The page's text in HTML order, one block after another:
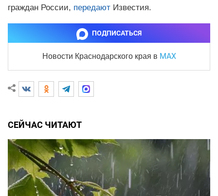
граждан России, передают Известия.
ПОДПИСАТЬСЯ
Новости Краснодарского края в MAX
СЕЙЧАС ЧИТАЮТ